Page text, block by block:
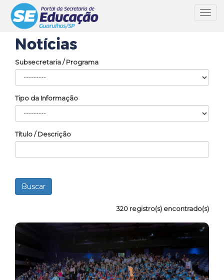
Notícias
Subsecretaria / Programa
Tipo da Informação
Título / Descrição
320 registro(s) encontrado(s)